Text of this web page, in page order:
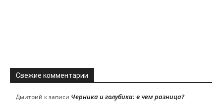
Свежие комментарии
Дмитрий к записи Черника и голубика: в чем разница?